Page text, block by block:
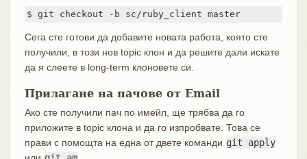
$ git checkout -b sc/ruby_client master
Сега сте готови да добавите новата работа, която сте
получили, в този нов topic клон и да решите дали искате
да я слеете в long-term клоновете си.
Прилагане на пачове от Email
Ако сте получили пач по имейл, ще трябва да го
приложите в topic клона и да го изпробвате. Това се
прави с помощта на една от двете команди git apply